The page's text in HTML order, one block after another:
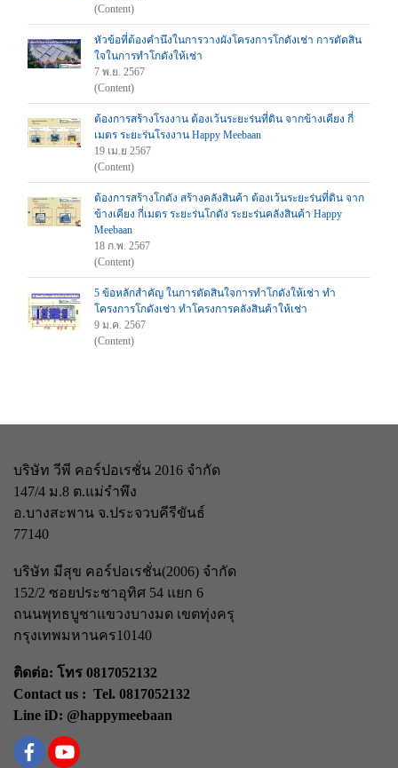
(Content)
หัวข้อที่ต้องคำนึงในการวางผังโครงการโกดังเช่า การตัดสิน
ใจในการทำโกดังให้เช่า
7 พ.ย. 2567
(Content)
ต้องการสร้างโรงงาน ต้องเว้นระยะร่นที่ดิน จากข้างเคียง กี่
เมตร ระยะร่นโรงงาน Happy Meebaan
19 เม.ย 2567
(Content)
ต้องการสร้างโกดัง สร้างคลังสินค้า ต้องเว้นระยะร่นที่ดิน จาก
ข้างเคียง กี่เมตร ระยะร่นโกดัง ระยะร่นคลังสินค้า Happy
Meebaan
18 ก.พ. 2567
(Content)
5 ข้อหลักสำคัญ ในการตัดสินใจการทำโกดังให้เช่า ทำ
โครงการโกดังเช่า ทำโครงการคลังสินค้าให้เช่า
9 ม.ค. 2567
(Content)
บริษัท วีพี คอร์ปอเรชั่น 2016 จำกัด
147/4 ม.8 ต.แม่รำพึง
อ.บางสะพาน จ.ประจวบคีรีขันธ์
77140
บริษัท มีสุข คอร์ปอเรชั่น(2006) จำกัด
152/2 ซอยประชาอุทิศ 54 แยก 6
ถนนพุทธบูชาแขวงบางมด เขตทุ่งครุ
กรุงเทพมหานคร10140
ติดต่อ: โทร 0817052132
Contact us : Tel. 0817052132
Line iD: @happymeebaan